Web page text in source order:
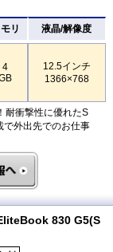
モリ 液晶/解像度
4
12.5インチ
1366×768
耐衝撃性に優れたS
で外出先でのお仕事
830 G5(S